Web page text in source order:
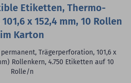
Etiketten, Thermo-
x 152,4 mm, 10 Rollen
im Karton
Trägerperforation, 101,6 x
Rollenkern, 4.750 Etiketten auf 10
Rolle/n